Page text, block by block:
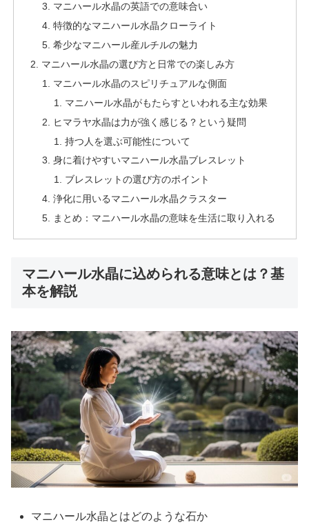
マニハール水晶の英語での意味合い
特徴的なマニハール水晶クローライト
希少なマニハール産ルチルの魅力
マニハール水晶の選び方と日常での楽しみ方
マニハール水晶のスピリチュアルな側面
マニハール水晶がもたらすといわれる主な効果
ヒマラヤ水晶は力が強く感じる？という疑問
持つ人を選ぶ可能性について
身に着けやすいマニハール水晶ブレスレット
ブレスレットの選び方のポイント
浄化に用いるマニハール水晶クラスター
まとめ：マニハール水晶の意味を生活に取り入れる
マニハール水晶に込められる意味とは？基
本を解説
マニハール水晶とはどのような石か